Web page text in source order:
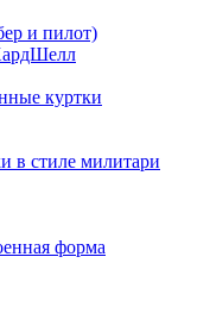
и пилот)
куртки
в стиле милитари
форма